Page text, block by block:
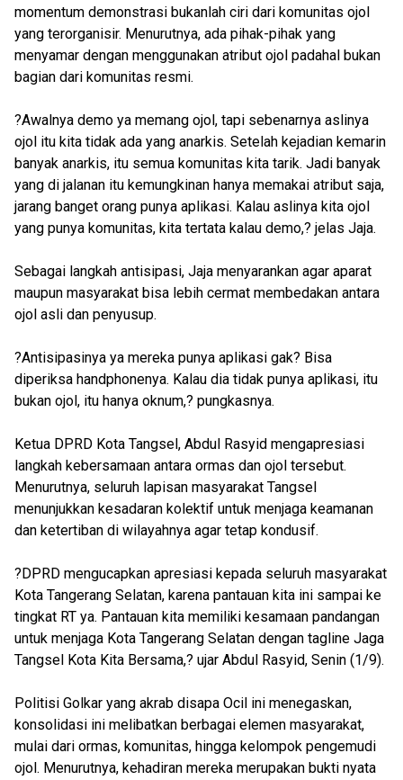
momentum demonstrasi bukanlah ciri dari komunitas ojol
yang terorganisir. Menurutnya, ada pihak-pihak yang
menyamar dengan menggunakan atribut ojol padahal bukan
bagian dari komunitas resmi.
?Awalnya demo ya memang ojol, tapi sebenarnya aslinya
ojol itu kita tidak ada yang anarkis. Setelah kejadian kemarin
banyak anarkis, itu semua komunitas kita tarik. Jadi banyak
yang di jalanan itu kemungkinan hanya memakai atribut saja,
jarang banget orang punya aplikasi. Kalau aslinya kita ojol
yang punya komunitas, kita tertata kalau demo,? jelas Jaja.
Sebagai langkah antisipasi, Jaja menyarankan agar aparat
maupun masyarakat bisa lebih cermat membedakan antara
ojol asli dan penyusup.
?Antisipasinya ya mereka punya aplikasi gak? Bisa
diperiksa handphonenya. Kalau dia tidak punya aplikasi, itu
bukan ojol, itu hanya oknum,? pungkasnya.
Ketua DPRD Kota Tangsel, Abdul Rasyid mengapresiasi
langkah kebersamaan antara ormas dan ojol tersebut.
Menurutnya, seluruh lapisan masyarakat Tangsel
menunjukkan kesadaran kolektif untuk menjaga keamanan
dan ketertiban di wilayahnya agar tetap kondusif.
?DPRD mengucapkan apresiasi kepada seluruh masyarakat
Kota Tangerang Selatan, karena pantauan kita ini sampai ke
tingkat RT ya. Pantauan kita memiliki kesamaan pandangan
untuk menjaga Kota Tangerang Selatan dengan tagline Jaga
Tangsel Kota Kita Bersama,? ujar Abdul Rasyid, Senin (1/9).
Politisi Golkar yang akrab disapa Ocil ini menegaskan,
konsolidasi ini melibatkan berbagai elemen masyarakat,
mulai dari ormas, komunitas, hingga kelompok pengemudi
ojol. Menurutnya, kehadiran mereka merupakan bukti nyata